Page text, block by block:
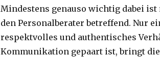
Mindestens genauso wichtig dabei
den Personalberater betreffend. Nur
respektvolles und authentisches
Kommunikation gepaart ist, bringt die